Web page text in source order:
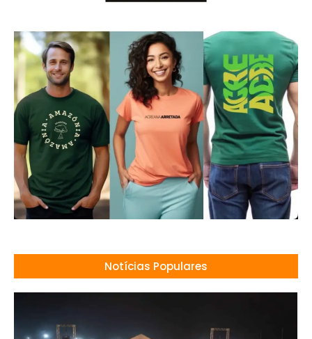
Notícias Populares